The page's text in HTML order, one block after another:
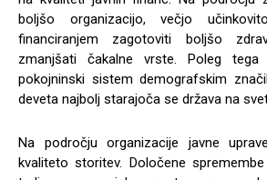
boljšo organizacijo, večjo
financiranjem zagotoviti boljšo
zmanjšati čakalne vrste. Poleg
pokojninski sistem demografskim
deveta najbolj starajoča se država na
Na področju organizacije javne
kvaliteto storitev. Določene